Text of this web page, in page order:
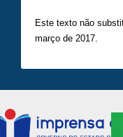
Este texto não
março de 2017.